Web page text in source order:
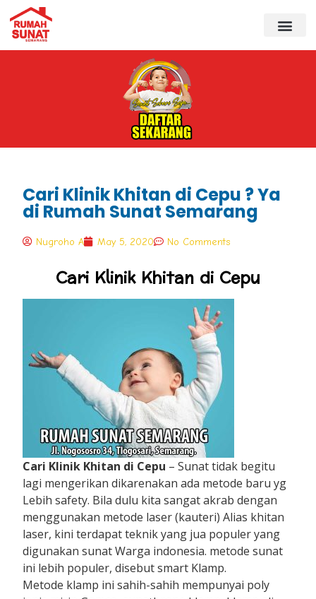
Cari Klinik Khitan di Cepu ? Ya
di Rumah Sunat Semarang
Nugroho A May 5, 2020 No Comments
Cari Klinik Khitan di Cepu
Cari Klinik Khitan di Cepu – Sunat tidak begitu
lagi mengerikan dikarenakan ada metode baru yg
Lebih safety. Bila dulu kita sangat akrab dengan
menggunakan metode laser (kauteri) Alias khitan
laser, kini terdapat teknik yang jua populer yang
digunakan sunat Warga indonesia. metode sunat
ini lebih populer, disebut smart Klamp.
Metode klamp ini sahih-sahih mempunyai poly